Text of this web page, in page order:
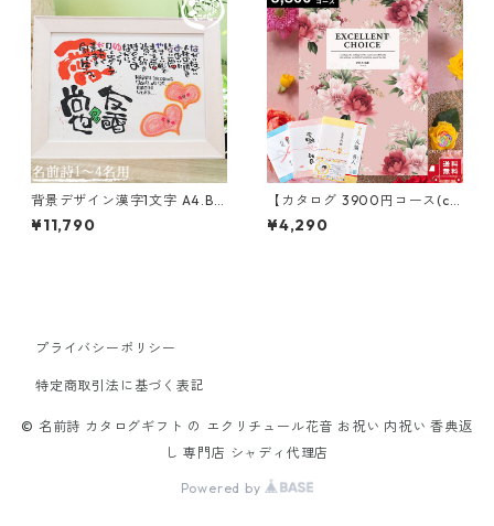
背景デザイン漢字1文字 A4.B
4.A3 1-4人用 笑描き屋たくと
手書き 名前詩 名前ポエム オー
¥11,790
【カタログ 3900円コース(c
o)】内祝 誕生日プレゼント 長
寿祝い 退職祝い 結婚内祝い 出
¥4,290
プライバシーポリシー
特定商取引法に基づく表記
© 名前詩 カタログギフト の エクリチュール花音 お祝い 内祝い 香典返
し 専門店 シャディ代理店
Powered by